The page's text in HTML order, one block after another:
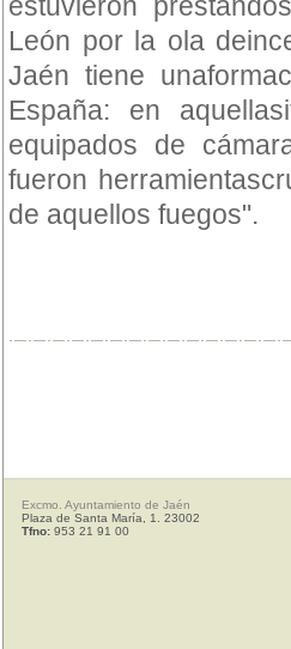
León por la ola
Jaén tiene
España: en
equipados de
fueron
de aquellos fuegos".
Excmo. Ayuntamiento de Jaén
Plaza de Santa María, 1. 23002
Tfno: 953 21 91 00